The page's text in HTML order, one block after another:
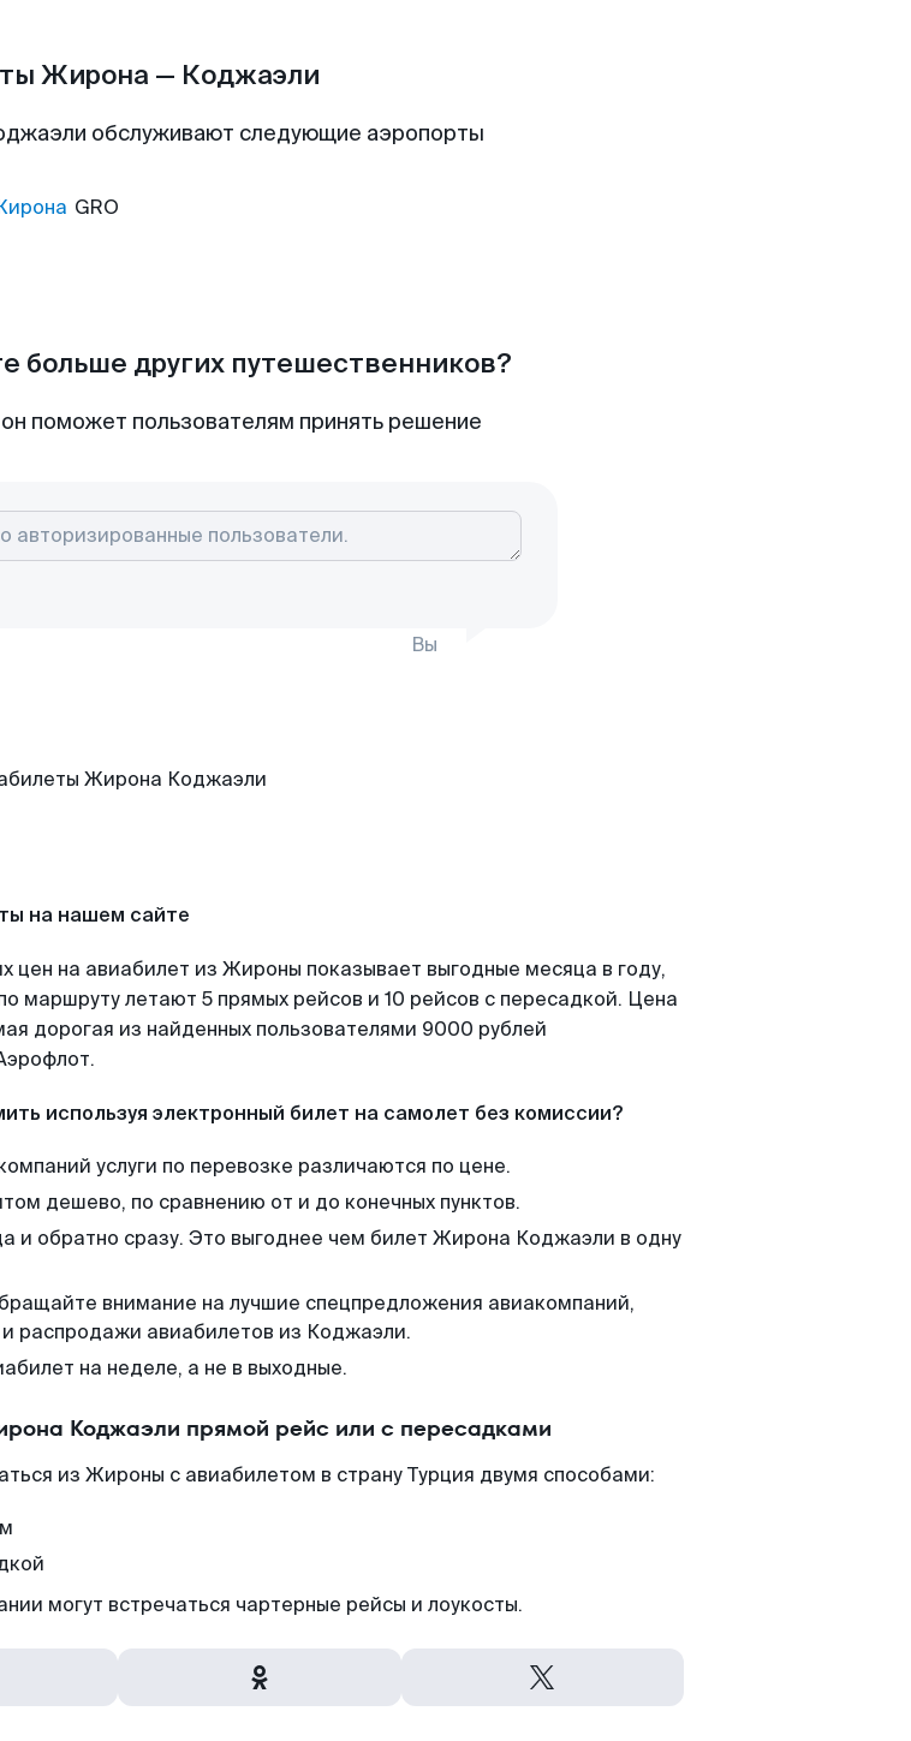
Жирона — Коджаэли
обслуживают следующие аэропорты
GRO
больше других путешественников?
поможет пользователям принять решение
Вы
на нашем сайте
цен на авиабилет из Жироны показывает выгодные месяца в году,
маршруту летают 5 прямых рейсов и 10 рейсов с пересадкой. Цена
дорогая из найденных пользователями 9000 рублей
используя электронный билет на самолет без комиссии?
услуги по перевозке различаются по цене.
дешево, по сравнению от и до конечных пунктов.
и обратно сразу. Это выгоднее чем билет Жирона Коджаэли в одну
внимание на лучшие спецпредложения авиакомпаний,
распродажи авиабилетов из Коджаэли.
на неделе, а не в выходные.
Коджаэли прямой рейс или с пересадками
из Жироны с авиабилетом в страну Турция двумя способами:
могут встречаться чартерные рейсы и лоукосты.